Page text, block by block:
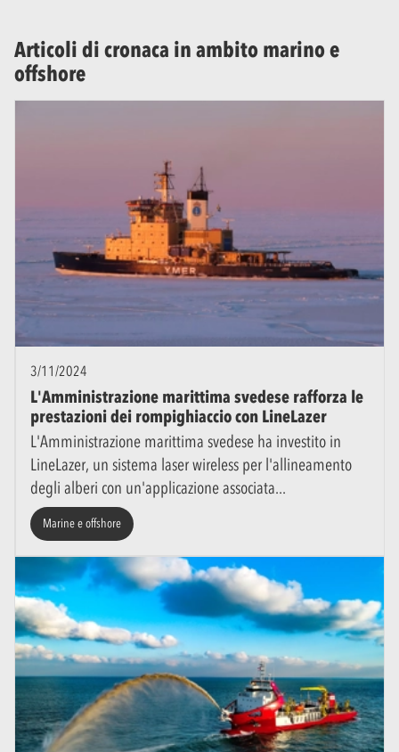
Articoli di cronaca in ambito marino e
offshore
3/11/2024
L'Amministrazione marittima svedese rafforza le
prestazioni dei rompighiaccio con LineLazer
L'Amministrazione marittima svedese ha investito in
LineLazer, un sistema laser wireless per l'allineamento
degli alberi con un'applicazione associata
Marine e offshore